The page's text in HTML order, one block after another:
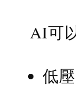
AI可
低